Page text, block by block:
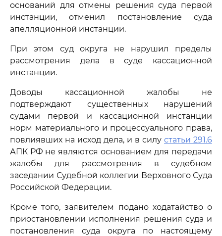
оснований для отмены решения суда первой
инстанции, отменил постановление суда
апелляционной инстанции.
При этом суд округа не нарушил пределы
рассмотрения дела в суде кассационной
инстанции.
Доводы кассационной жалобы не
подтверждают существенных нарушений
судами первой и кассационной инстанции
норм материального и процессуального права,
повлиявших на исход дела, и в силу статьи 291.6
АПК РФ не являются основанием для передачи
жалобы для рассмотрения в судебном
заседании Судебной коллегии Верховного Суда
Российской Федерации.
Кроме того, заявителем подано ходатайство о
приостановлении исполнения решения суда и
постановления суда округа по настоящему